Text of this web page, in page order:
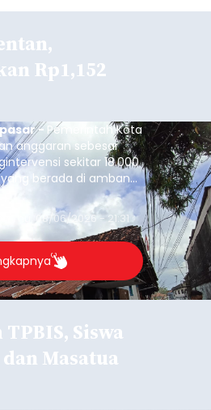
Rp1,152
- Pemerintah Kota
anggaran sebesar
sekitar 18.000
berada di ambang
strategis ini diambil
yang berada pada
agar tidak
Thu, 08/06/2026 - 21:31
Siswa
Masatua